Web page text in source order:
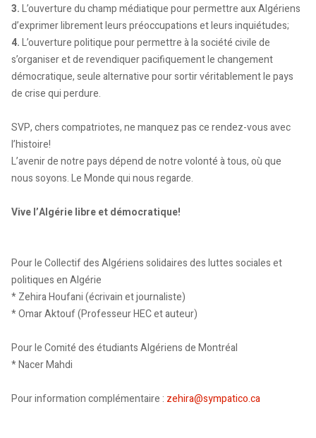
3.L’ouverture du champ médiatique pour permettre aux Algériens
d’exprimer librement leurs préoccupations et leurs inquiétudes;
4.L’ouverture politique pour permettre à la société civile de
s’organiser et de revendiquer pacifiquement le changement
démocratique, seule alternative pour sortir véritablement le pays
de crise qui perdure.
SVP, chers compatriotes, ne manquez pas ce rendez-vous avec
l’histoire!
L’avenir de notre pays dépend de notre volonté à tous, où que
nous soyons. Le Monde qui nous regarde.
Vive l’Algérie libre et démocratique!
Pour le Collectif des Algériens solidaires des luttes sociales et
politiques en Algérie
* Zehira Houfani (écrivain et journaliste)
* Omar Aktouf (Professeur HEC et auteur)
Pour le Comité des étudiants Algériens de Montréal
* Nacer Mahdi
Pour information complémentaire : zehira@sympatico.ca